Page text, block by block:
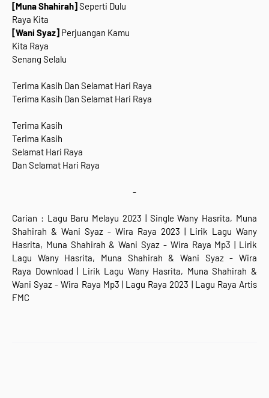
[Muna Shahirah]Seperti Dulu
Raya Kita
[Wani Syaz] Perjuangan Kamu
Kita Raya
Senang Selalu
Terima Kasih Dan Selamat Hari Raya
Terima Kasih Dan Selamat Hari Raya
Terima Kasih
Terima Kasih
Selamat Hari Raya
Dan Selamat Hari Raya
-
Carian : Lagu Baru Melayu 2023 | Single Wany Hasrita, Muna
Shahirah & Wani Syaz - Wira Raya 2023 | Lirik Lagu Wany
Hasrita, Muna Shahirah & Wani Syaz - Wira Raya Mp3 | Lirik
Lagu Wany Hasrita, Muna Shahirah & Wani Syaz - Wira
Raya Download | Lirik Lagu Wany Hasrita, Muna Shahirah &
Wani Syaz - Wira Raya Mp3 | Lagu Raya 2023 | Lagu Raya Artis
FMC